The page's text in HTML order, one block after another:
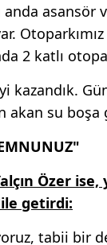
asansör
2 katlı
kazandık.
akan su
Özer
getirdi:
tabii bir